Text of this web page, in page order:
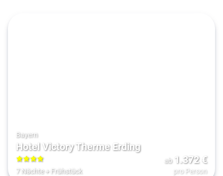
Bayern
Hotel Victory Therme Erding
4
7 Nächte+ Frühstück
ab 1.372€
pro Person